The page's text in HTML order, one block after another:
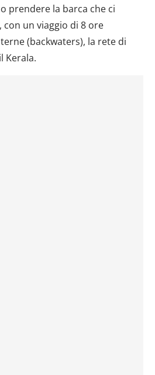
prendere la barca che ci
con un viaggio di 8 ore
(backwaters), la rete di
Kerala.